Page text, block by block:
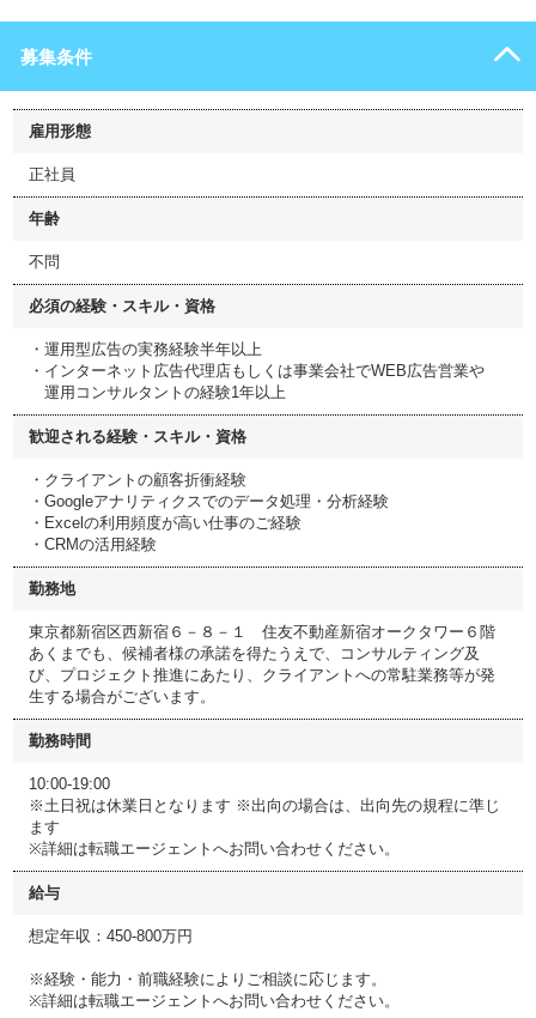
募集条件
雇用形態
正社員
年齢
不問
必須の経験・スキル・資格
・運用型広告の実務経験半年以上
・インターネット広告代理店もしくは事業会社でWEB広告営業や
運用コンサルタントの経験1年以上
歓迎される経験・スキル・資格
・クライアントの顧客折衝経験
・Googleアナリティクスでのデータ処理・分析経験
・Excelの利用頻度が高い仕事のご経験
・CRMの活用経験
勤務地
東京都新宿区西新宿６－８－１ 住友不動産新宿オークタワー６階
あくまでも、候補者様の承諾を得たうえで、コンサルティング及
び、プロジェクト推進にあたり、クライアントへの常駐業務等が発
生する場合がございます。
勤務時間
10:00-19:00
※土日祝は休業日となります ※出向の場合は、出向先の規程に準じ
ます
※詳細は転職エージェントへお問い合わせください。
給与
想定年収：450-800万円
※経験・能力・前職経験によりご相談に応じます。
※詳細は転職エージェントへお問い合わせください。